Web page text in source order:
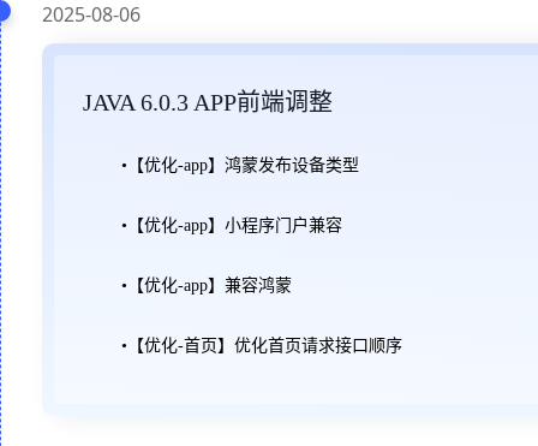
2025-08-06
JAVA 6.0.3 APP前端调整
•【优化-app】鸿蒙发布设备类型
•【优化-app】小程序门户兼容
•【优化-app】兼容鸿蒙
•【优化-首页】优化首页请求接口顺序